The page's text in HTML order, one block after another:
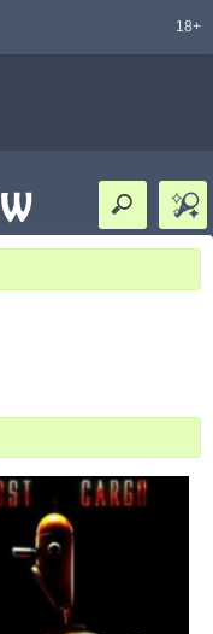
18+